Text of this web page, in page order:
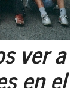
ver a
en el